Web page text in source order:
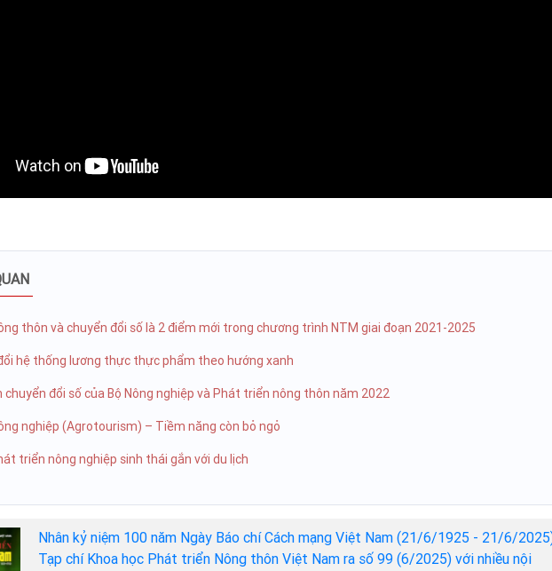
thôn và chuyển đổi số là 2 điểm mới trong chương trình NTM giai đoạn 2021-2025
hệ thống lương thực thực phẩm theo hướng xanh
chuyển đổi số của Bộ Nông nghiệp và Phát triển nông thôn năm 2022
nghiệp (Agrotourism) – Tiềm năng còn bỏ ngỏ
triển nông nghiệp sinh thái gắn với du lịch
Nhân kỷ niệm 100 năm Ngày Báo chí Cách mạng Việt Nam (21/6/1925 - 21/6/
Tạp chí Khoa học Phát triển Nông thôn Việt Nam ra số 99 (6/2025) với nhiều nội